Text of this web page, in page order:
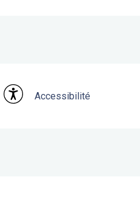
Accessibilité